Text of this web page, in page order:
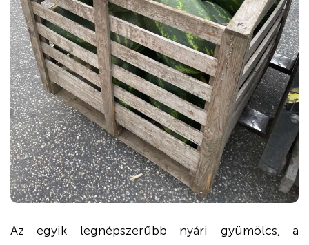
Az egyik legnépszerűbb nyári gyümölcs, a